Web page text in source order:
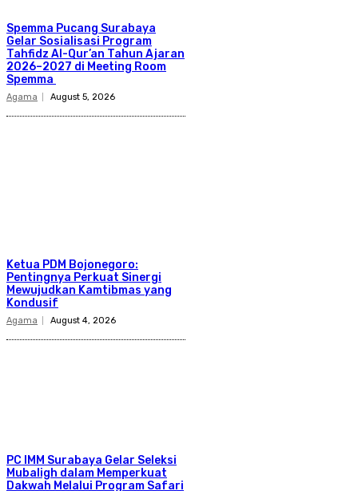
Spemma Pucang Surabaya
Gelar Sosialisasi Program
Tahfidz Al-Qur’an Tahun Ajaran
2026–2027 di Meeting Room
Spemma
Agama August 5, 2026
Ketua PDM Bojonegoro:
Pentingnya Perkuat Sinergi
Mewujudkan Kamtibmas yang
Kondusif
Agama August 4, 2026
PC IMM Surabaya Gelar Seleksi
Mubaligh dalam Memperkuat
Dakwah Melalui Program Safari